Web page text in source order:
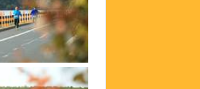
bedusQGQazj3c3QRs0uJms9XpkleTbCngfBuTkPVXlB53ngs40nuHv2gFRw0jwiu